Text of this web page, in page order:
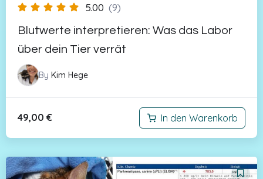
5.00 (9)
Blutwerte interpretieren: Was das Labor
über dein Tier verrät
By Kim Hege
49,00 € In den Warenkorb